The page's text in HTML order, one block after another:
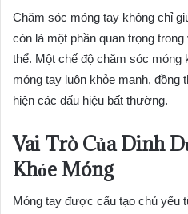
Chăm sóc móng tay không chỉ
còn là một phần quan trọng
thể. Một chế độ chăm sóc móng
móng tay luôn khỏe mạnh, đồng
hiện các dấu hiệu bất thường.
Vai Trò Của Dinh
Khỏe Móng
Móng tay được cấu tạo chủ yếu